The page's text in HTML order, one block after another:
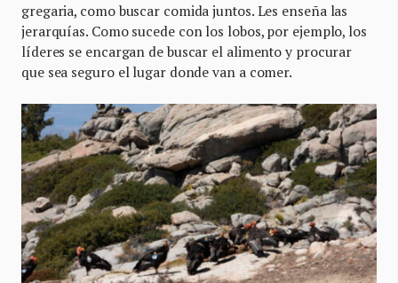
gregaria, como buscar comida juntos. Les enseña las
jerarquías. Como sucede con los lobos, por ejemplo, los
líderes se encargan de buscar el alimento y procurar
que sea seguro el lugar donde van a comer.